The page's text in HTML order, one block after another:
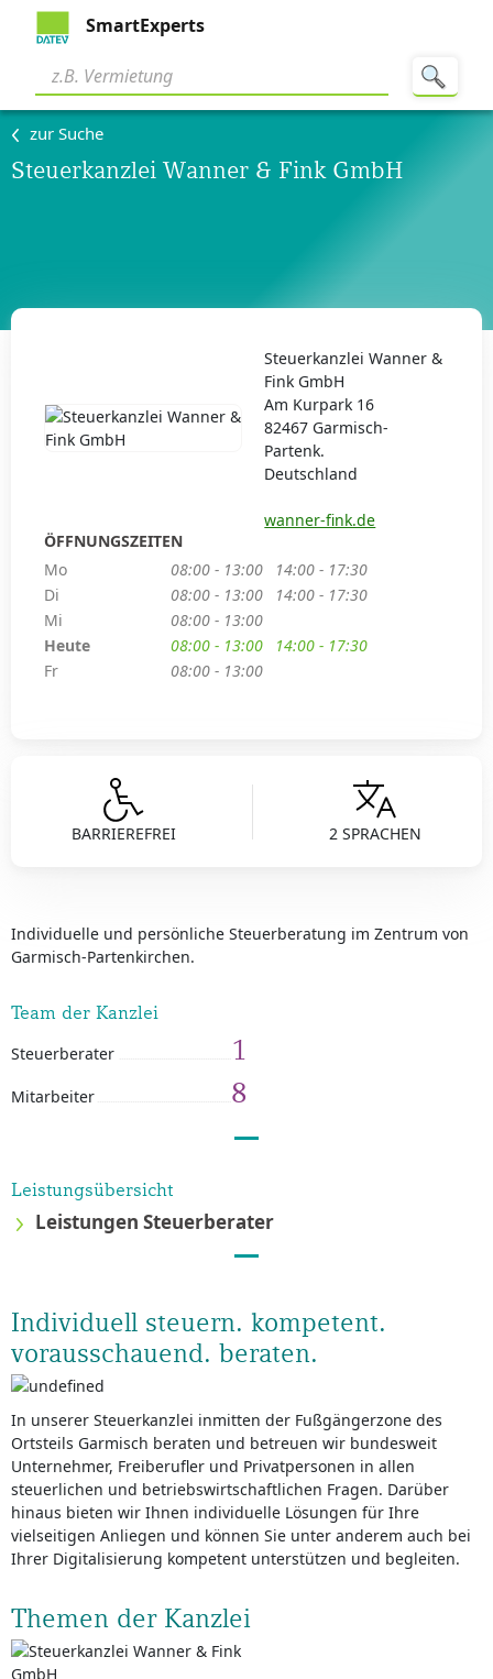
SmartExperts
zur Suche
Steuerkanzlei Wanner & Fink GmbH
BARRIEREFREI 2 SPRACHEN
Individuelle und persönliche Steuerberatung im Zentrum von
Garmisch-Partenkirchen.
Team der Kanzlei
Steuerberater 1
Mitarbeiter 8
Leistungsübersicht
Leistungen Steuerberater
Individuell steuern. kompetent.
vorausschauend. beraten.
In unserer Steuerkanzlei inmitten der Fußgängerzone des
Ortsteils Garmisch beraten und betreuen wir bundesweit
Unternehmer, Freiberufler und Privatpersonen in allen
steuerlichen und betriebswirtschaftlichen Fragen. Darüber
hinaus bieten wir Ihnen individuelle Lösungen für Ihre
vielseitigen Anliegen und können Sie unter anderem auch bei
Ihrer Digitalisierung kompetent unterstützen und begleiten.
Themen der Kanzlei
Steuerkanzlei Wanner &
Fink GmbH
Am Kurpark 16
82467 Garmisch-
Partenk.
Deutschland
wanner-fink.de
ÖFFNUNGSZEITEN
Mo
08:00 - 13:00
14:00 - 17:30
Di
08:00 - 13:00
14:00 - 17:30
Mi
08:00 - 13:00
Heute
08:00 - 13:00
14:00 - 17:30
Fr
08:00 - 13:00